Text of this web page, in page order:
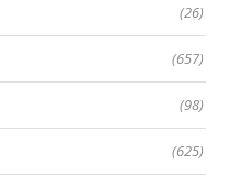
(26)
(657)
(98)
(625)